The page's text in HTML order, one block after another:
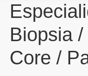
Biopsia
Core /